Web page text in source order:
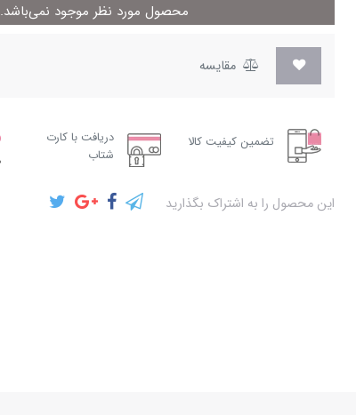
محصول مورد نظر موجود نمی‌باشد.
مقایسه
تضمین کیفیت کالا
دریافت با کارت
شتاب
این محصول را به اشتراک بگذارید